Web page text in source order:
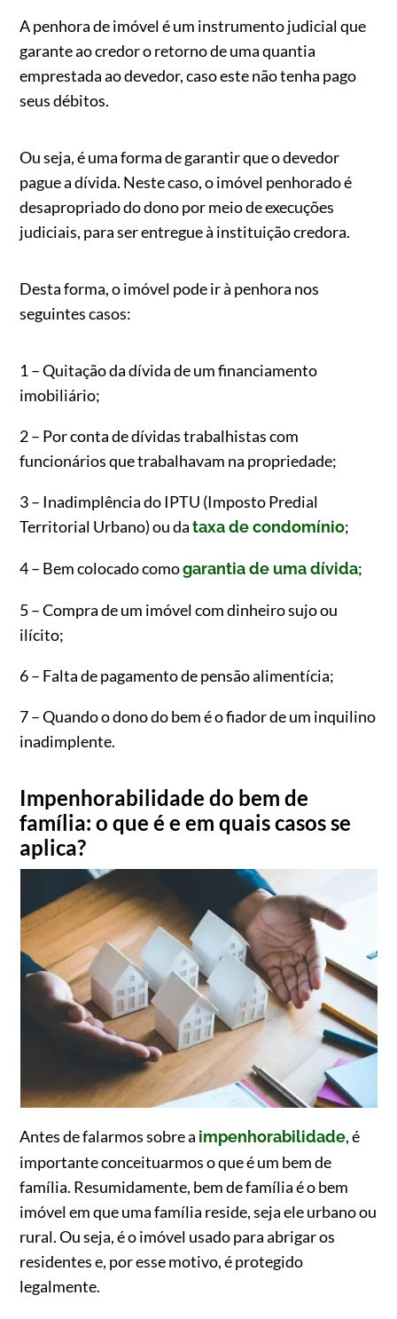
A penhora de imóvel é um instrumento judicial que
garante ao credor o retorno de uma quantia
emprestada ao devedor, caso este não tenha pago
seus débitos.
Ou seja, é uma forma de garantir que o devedor
pague a dívida. Neste caso, o imóvel penhorado é
desapropriado do dono por meio de execuções
judiciais, para ser entregue à instituição credora.
Desta forma, o imóvel pode ir à penhora nos
seguintes casos:
1 – Quitação da dívida de um financiamento
imobiliário;
2 – Por conta de dívidas trabalhistas com
funcionários que trabalhavam na propriedade;
3 – Inadimplência do IPTU (Imposto Predial
Territorial Urbano) ou dataxa de condomínio;
4 – Bem colocado comogarantia de uma dívida;
5 – Compra de um imóvel com dinheiro sujo ou
ilícito;
6 – Falta de pagamento de pensão alimentícia;
7 – Quando o dono do bem é o fiador de um inquilino
inadimplente.
Impenhorabilidade do bem de
família: o que é e em quais casos se
aplica?
Antes de falarmos sobre a impenhorabilidade, é
importante conceituarmos o que é um bem de
família. Resumidamente, bem de família é o bem
imóvel em que uma família reside, seja ele urbano ou
rural. Ou seja, é o imóvel usado para abrigar os
residentes e, por esse motivo, é protegido
legalmente.